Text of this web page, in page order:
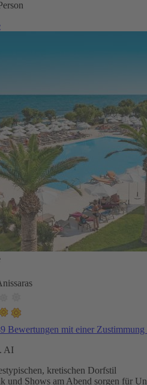
Bewertungen mit einer
AI
kretischen Dorfstil
und Shows am Abend sorgen für